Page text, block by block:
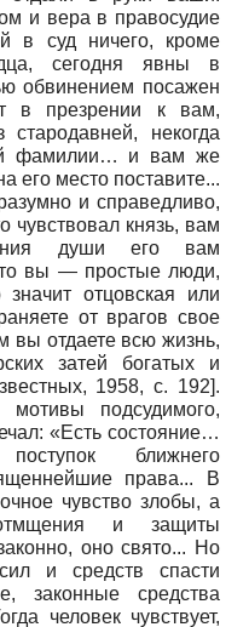
и вера в правосудие
в суд ничего, кроме
сегодня явны в
обвинением посажен
в презрении к вам,
некогда
фамилии… и вам же
его место поставите...
и справедливо,
чувствовал князь, вам
души его вам
вы — простые люди,
отцовская или
от врагов свое
вы отдаете всю жизнь,
затей богатых и
1958, с. 192].
подсудимого,
«Есть состояние…
ближнего
права... В
чувство злобы, а
и защиты
оно свято... Но
и средств спасти
законные средства
человек чувствует,